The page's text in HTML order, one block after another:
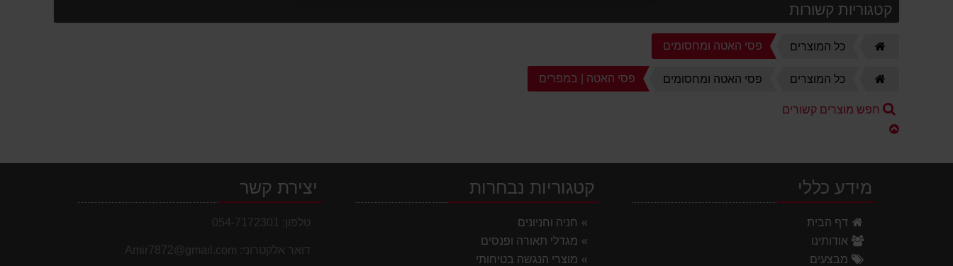
קטגוריות קשורות
כל המוצרים פסי האטה ומחסומים
כל המוצרים פסי האטה ומחסומים פסי האטה | במפרים
חפש מוצרים קשורים
מידע כללי
דף הבית
אודותינו
מבצעים
קטגוריות נבחרות
חניה וחניונים
מגדלי תאורה ופנסים
מוצרי הנגשה בטיחותי
יצירת קשר
טלפון: 054-7172301
דואר אלקטרוני: Amir7872@gmail.com